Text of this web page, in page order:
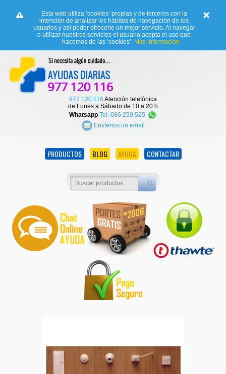
Esta web utiliza ‘cookies’ propias y de terceros con la
intención de analizar los hábitos de navegación de los
usuarios y así poder ofrecerle un mejor servicio. Al navegar
o utilizar nuestros servicios el usuario acepta el uso que
hacemos de las ‘cookies’. Más información
977 120 116 Atención telefónica
de Lunes a Sábado de 10 a 20 h
Whatsapp Tel. 686 259 525
Envíenos un email
PRODUCTOS BLOG AYUDA CONTACTAR